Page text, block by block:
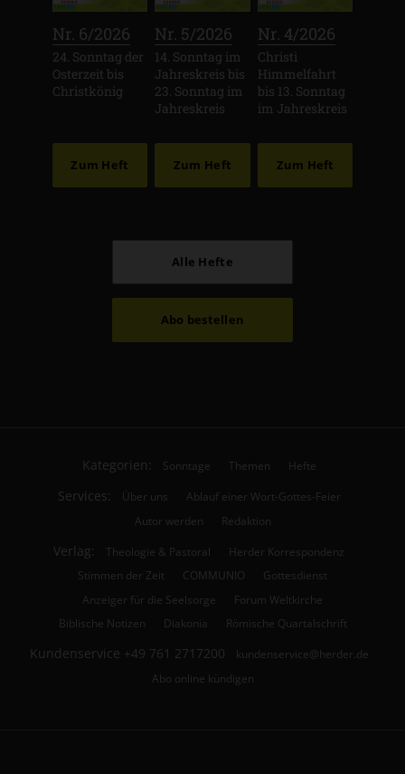
Nr. 6/2026
24. Sonntag der
Osterzeit bis
Christkönig
Zum Heft
Nr. 5/2026
14. Sonntag im
Jahreskreis bis
23. Sonntag im
Jahreskreis
Zum Heft
Nr. 4/2026
Christi
Himmelfahrt
bis 13. Sonntag
im Jahreskreis
Zum Heft
Alle Hefte
Abo bestellen
Kategorien: Sonntage Themen Hefte
Services: Über uns
Ablauf einer Wort-Gottes-Feier
Autor werden
Redaktion
Verlag: Theologie & Pastoral
Herder Korrespondenz
Stimmen der Zeit
COMMUNIO
Gottesdienst
Anzeiger für die Seelsorge
Forum Weltkirche
Biblische Notizen
Diakonia Römische Quartalschrift
Kundenservice +49 761 2717200
kundenservice@herder.de
Abo online kündigen